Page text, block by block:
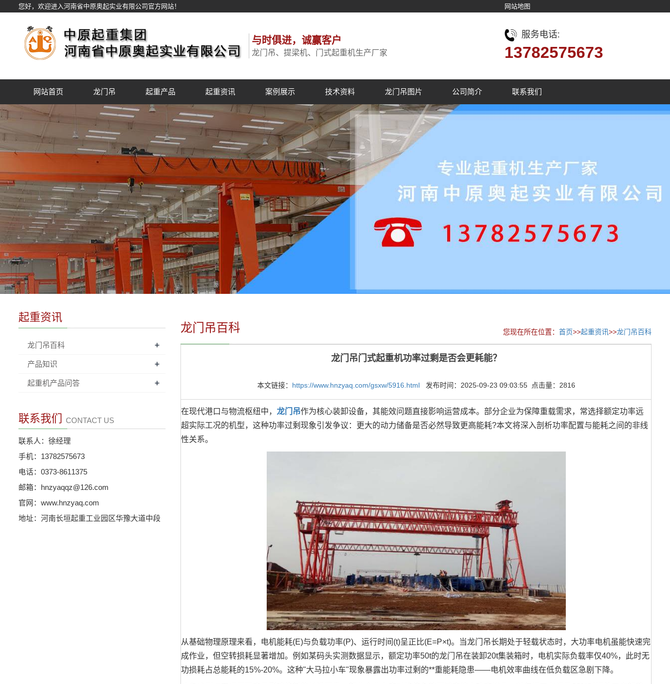
您好，欢迎进入河南省中原奥起实业有限公司官方网站！ 网站地图
与时俱进，诚赢客户
龙门吊、提梁机、门式起重机生产厂家
服务电话:
13782575673
网站首页 龙门吊 起重产品 起重资讯 案例展示 技术资料 龙门吊图片 公司简介 联系我们
龙门吊百科 您现在所在位置： 首页>>起重资讯>>龙门吊百科
龙门吊门式起重机功率过剩是否会更耗能？
本文链接： https://www.hnzyaq.com/gsxw/5916.html发布时间：2025-09-23 09:03:55 点击量：2816
在现代港口与物流枢纽中， 龙门吊作为核心装卸设备，其能效问题直接影响运营成本。部分企业为保障重载需求，常选择额定功率远
超实际工况的机型，这种功率过剩现象引发争议：更大的动力储备是否必然导致更高能耗?本文将深入剖析功率配置与能耗之间的非线
性关系。
从基础物理原理来看，电机能耗(E)与负载功率(P)、运行时间(t)呈正比(E=P×t)。当龙门吊长期处于轻载状态时，大功率电机虽能快速完
成作业，但空转损耗显著增加。例如某码头实测数据显示，额定功率50t的龙门吊在装卸20t集装箱时，电机实际负载率仅40%，此时无
功损耗占总能耗的15%-20%。这种"大马拉小车"现象暴露出功率过剩的**重能耗隐患——电机效率曲线在低负载区急剧下降。
起重资讯
龙门吊百科 +
产品知识 +
起重机产品问答 +
联系我们 CONTACT US
联系人：徐经理
手机：13782575673
电话：0373-8611375
邮箱：hnzyaqqz@126.com
官网：www.hnzyaq.com
地址：河南长垣起重工业园区华豫大道中段